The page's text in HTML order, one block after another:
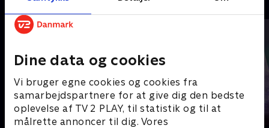
Dine data og cookies
Vi bruger egne cookies og cookies fra
samarbejdspartnere for at give dig den bedste
oplevelse af TV 2 PLAY, til statistik og til at
målrette annoncer til dig. Vores